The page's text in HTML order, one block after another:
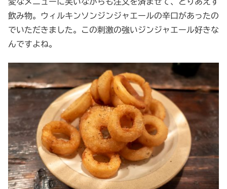
変なメニューに笑いながらも注文を済ませて、とりあえず
飲み物。ウィルキンソンジンジャエールの辛口があったの
でいただきました。この刺激の強いジンジャエール好きな
んですよね。